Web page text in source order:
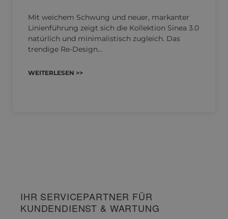
Mit weichem Schwung und neuer, markanter
Linienführung zeigt sich die Kollektion Sinea 3.0
natürlich und minimalistisch zugleich. Das
trendige Re-Design…
WEITERLESEN >>
IHR SERVICEPARTNER FÜR
KUNDENDIENST & WARTUNG